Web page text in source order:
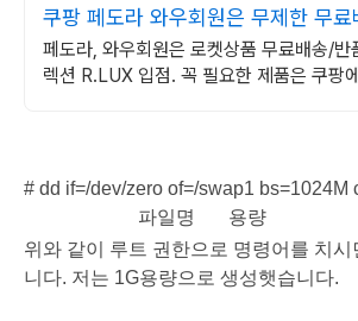
쿠팡 페도라 와우회원은 무제한 무료
페도라, 와우회원은 로켓상품 무료배송/반
렉션 R.LUX 입점. 꼭 필요한 제품은 쿠팡
# dd if=/dev/zero of=/swap1 bs=1024M
파일명 용량
위와 같이 루트 권한으로 명령어를 치시
니다. 저는 1G용량으로 생성햇습니다.